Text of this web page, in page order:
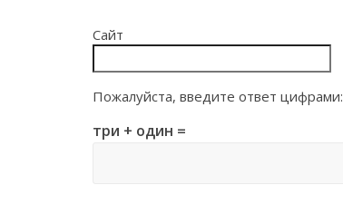
Сайт
Пожалуйста, введите ответ цифрами:
три + один =